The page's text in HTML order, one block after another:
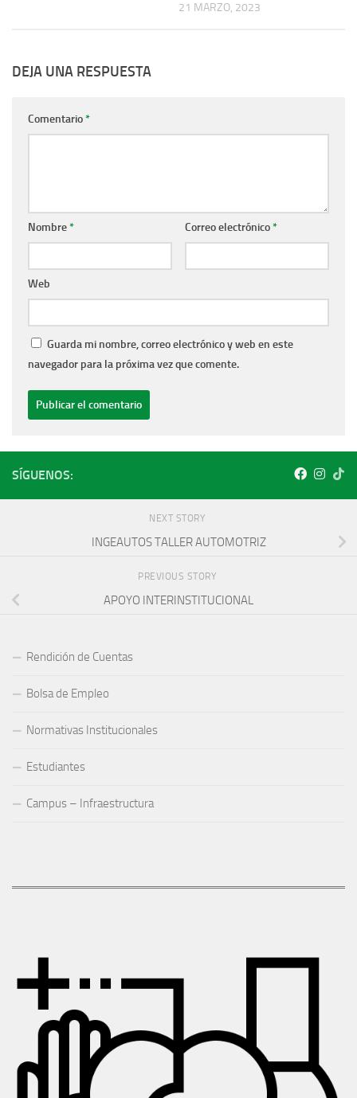
21 MARZO, 2023
DEJA UNA RESPUESTA
Comentario*
Nombre* Correo electrónico*
Web
Guarda mi nombre, correo electrónico y web en este
navegador para la próxima vez que comente.
SÍGUENOS:
NEXT STORY
INGEAUTOS TALLER AUTOMOTRIZ
PREVIOUS STORY
APOYO INTERINSTITUCIONAL
Rendición de Cuentas
Bolsa de Empleo
Normativas Institucionales
Estudiantes
Campus – Infraestructura